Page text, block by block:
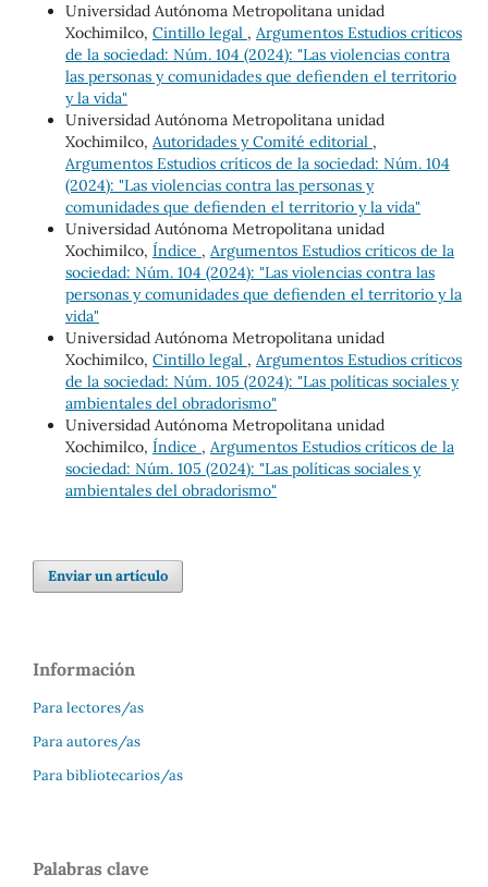
Universidad Autónoma Metropolitana unidad
Xochimilco, Cintillo legal , Argumentos Estudios críticos
de la sociedad: Núm. 104 (2024): "Las violencias contra
las personas y comunidades que defienden el territorio
y la vida"
Universidad Autónoma Metropolitana unidad
Xochimilco, Autoridades y Comi´té editorial ,
Argumentos Estudios críticos de la sociedad: Núm. 104
(2024): "Las violencias contra las personas y
comunidades que defienden el territorio y la vida"
Universidad Autónoma Metropolitana unidad
Xochimilco, Índice , Argumentos Estudios críticos de la
sociedad: Núm. 104 (2024): "Las violencias contra las
personas y comunidades que defienden el territorio y la
vida"
Universidad Autónoma Metropolitana unidad
Xochimilco, Cintillo legal , Argumentos Estudios críticos
de la sociedad: Núm. 105 (2024): "Las políticas sociales y
ambientales del obradorismo"
Universidad Autónoma Metropolitana unidad
Xochimilco, Índice , Argumentos Estudios críticos de la
sociedad: Núm. 105 (2024): "Las políticas sociales y
ambientales del obradorismo"
Enviar un artículo
Información
Para lectores/as
Para autores/as
Para bibliotecarios/as
Palabras clave